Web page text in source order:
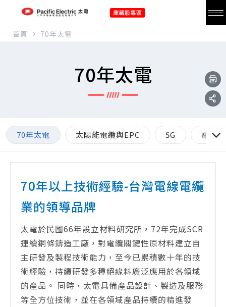
首頁 70年太電
70年太電
70年太電 太陽能電纜與EPC 5G 電動車
70年以上技術經驗-台灣電線電纜
業的領導品牌
太電於民國66年設立材料研究所，72年完成SCR
連續銅條鑄造工廠，對電纜關鍵性原材料建立自
主研發及製程技術能力，至今已累積數十年的技
術經驗，持續研發多種絕緣料廣泛應用於各領域
的產品。 同時，太電具備產品設計、製造及服務
等全方位技術，並在各領域產品持續的精進發